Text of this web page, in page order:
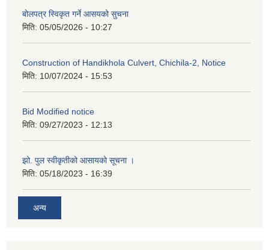
बोलपत्र स्विकृत गर्ने आसयको सुचना
मिति: 05/05/2026 - 10:27
Construction of Handikhola Culvert, Chichila-2, Notice
मिति: 10/07/2024 - 15:53
Bid Modified notice
मिति: 09/27/2023 - 12:13
झो. पुल स्वीकृतीको आसायको सूचना ।
मिति: 05/18/2023 - 16:39
अन्य